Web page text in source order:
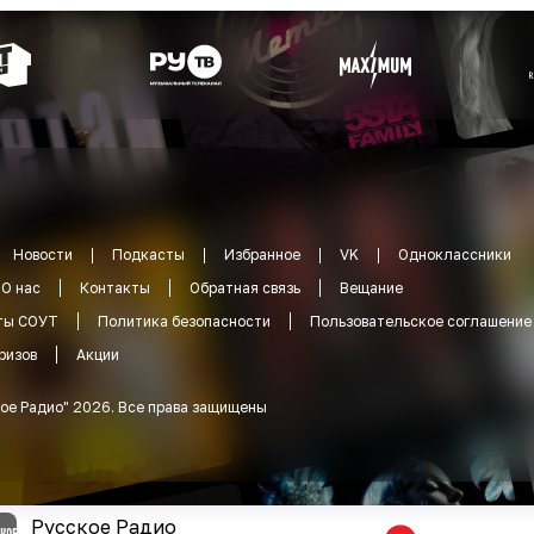
Новости Подкасты Избранное VK
Одноклассники
О нас
Контакты Обратная связь
Вещание
СОУТ
Политика безопасности
Пользовательское соглашение
Акции
Радио" 2026. Все права защищены
Русское Радио